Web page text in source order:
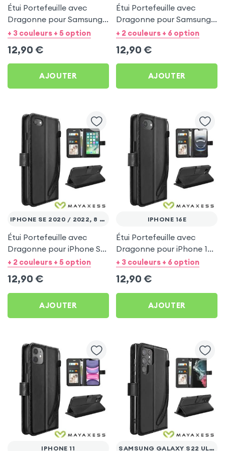
Étui Portefeuille avec
Dragonne pour Samsung
Galaxy A53 5G - Noir
+ 3 couleurs + 5 option
12,90 €
AJOUTER
Étui Portefeuille avec
Dragonne pour Samsung
Galaxy A27 - Noir
+ 2 couleurs + 6 option
12,90 €
AJOUTER
IPHONE SE 2020 / 2022, 8 ET 7
Étui Portefeuille avec
Dragonne pour iPhone SE
2020 / 2022, 8 et 7 - Noir
+ 2 couleurs + 5 option
12,90 €
AJOUTER
IPHONE 16E
Étui Portefeuille avec
Dragonne pour iPhone 16e
- Noir Mayaxess
+ 3 couleurs + 6 option
12,90 €
AJOUTER
IPHONE 11 SAMSUNG GALAXY S22 ULTRA